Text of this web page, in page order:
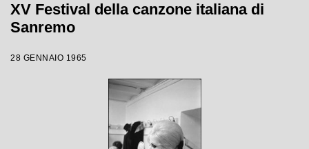
XV Festival della canzone italiana di
Sanremo
28 GENNAIO 1965